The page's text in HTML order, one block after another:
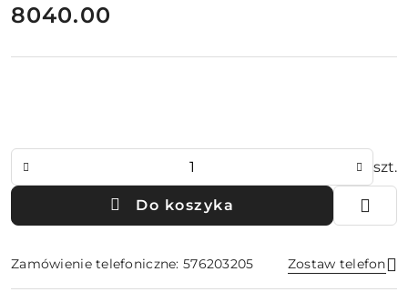
cena:
8040.00
szt.
Do koszyka
Zamówienie telefoniczne: 576203205 Zostaw telefon